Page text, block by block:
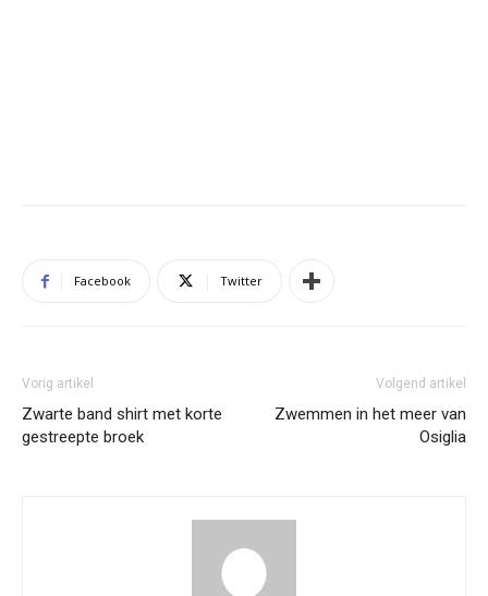
Facebook Twitter
Vorig artikel
Zwarte band shirt met korte
gestreepte broek
Volgend artikel
Zwemmen in het meer van
Osiglia